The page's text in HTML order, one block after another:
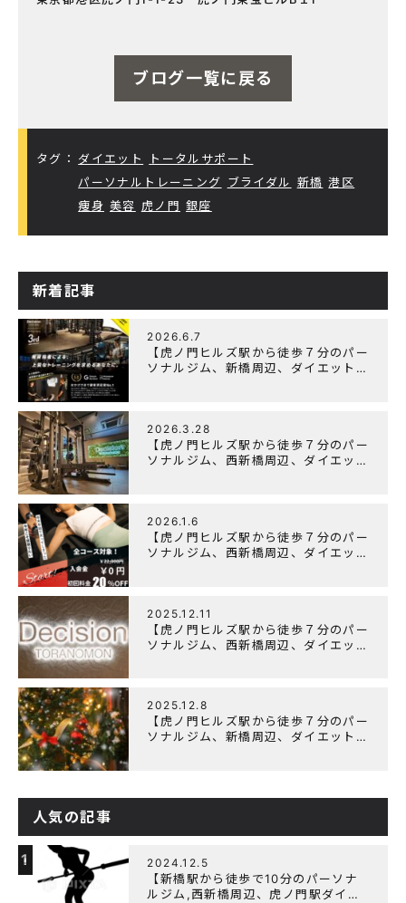
ブログ一覧に戻る
タグ： ダイエット
トータルサポート
パーソナルトレーニング ブライダル 新橋 港区
痩身 美容 虎ノ門 銀座
新着記事
2026.6.7
【虎ノ門ヒルズ駅から徒歩７分のパー
ソナルジム、新橋周辺、ダイエットに
2026.3.28
【虎ノ門ヒルズ駅から徒歩７分のパー
ソナルジム、西新橋周辺、ダイエット
2026.1.6
【虎ノ門ヒルズ駅から徒歩７分のパー
ソナルジム、西新橋周辺、ダイエット
2025.12.11
【虎ノ門ヒルズ駅から徒歩７分のパー
ソナルジム、西新橋周辺、ダイエット
2025.12.8
【虎ノ門ヒルズ駅から徒歩７分のパー
ソナルジム、新橋周辺、ダイエットに
人気の記事
1 2024.12.5
【新橋駅から徒歩で10分のパーソナ
ルジム,西新橋周辺、虎ノ門駅ダイエ